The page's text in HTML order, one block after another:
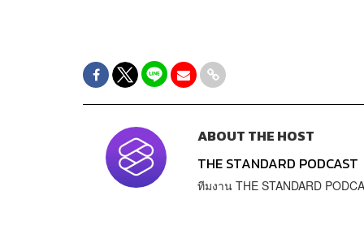
ABOUT THE HOST
THE STANDARD PODCAST
ทีมงาน THE STANDARD